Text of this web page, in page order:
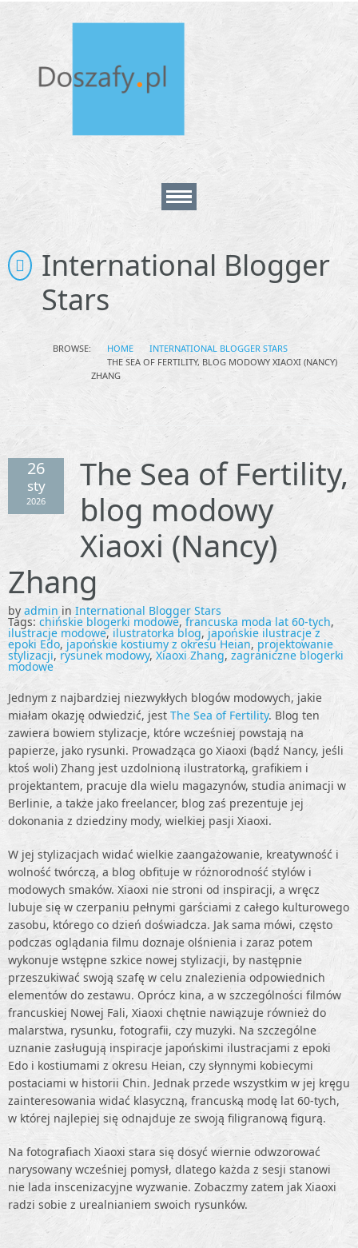
Home
About
Contact
International Blogger
Stars
BROWSE: HOME
INTERNATIONAL BLOGGER STARS
THE SEA OF FERTILITY, BLOG MODOWY XIAOXI (NANCY)
ZHANG
26
sty
2026
The Sea of Fertility,
blog modowy
Xiaoxi (Nancy)
Zhang
by admin in International Blogger Stars
Tags: chińskie blogerki modowe, francuska moda lat 60-tych,
ilustracje modowe, ilustratorka blog, japońskie ilustracje z
epoki Edo, japońskie kostiumy z okresu Heian, projektowanie
stylizacji, rysunek modowy, Xiaoxi Zhang, zagraniczne blogerki
modowe
Jednym z najbardziej niezwykłych blogów modowych, jakie
miałam okazję odwiedzić, jest The Sea of Fertility. Blog ten
zawiera bowiem stylizacje, które wcześniej powstają na
papierze, jako rysunki. Prowadząca go Xiaoxi (bądź Nancy, jeśli
ktoś woli) Zhang jest uzdolnioną ilustratorką, grafikiem i
projektantem, pracuje dla wielu magazynów, studia animacji w
Berlinie, a także jako freelancer, blog zaś prezentuje jej
dokonania z dziedziny mody, wielkiej pasji Xiaoxi.
W jej stylizacjach widać wielkie zaangażowanie, kreatywność i
wolność twórczą, a blog obfituje w różnorodność stylów i
modowych smaków. Xiaoxi nie stroni od inspiracji, a wręcz
lubuje się w czerpaniu pełnymi garściami z całego kulturowego
zasobu, którego co dzień doświadcza. Jak sama mówi, często
podczas oglądania filmu doznaje olśnienia i zaraz potem
wykonuje wstępne szkice nowej stylizacji, by następnie
przeszukiwać swoją szafę w celu znalezienia odpowiednich
elementów do zestawu. Oprócz kina, a w szczególności filmów
francuskiej Nowej Fali, Xiaoxi chętnie nawiązuje również do
malarstwa, rysunku, fotografii, czy muzyki. Na szczególne
uznanie zasługują inspiracje japońskimi ilustracjami z epoki
Edo i kostiumami z okresu Heian, czy słynnymi kobiecymi
postaciami w historii Chin. Jednak przede wszystkim w jej kręgu
zainteresowania widać klasyczną, francuską modę lat 60-tych,
w której najlepiej się odnajduje ze swoją filigranową figurą.
Na fotografiach Xiaoxi stara się dosyć wiernie odwzorować
narysowany wcześniej pomysł, dlatego każda z sesji stanowi
nie lada inscenizacyjne wyzwanie. Zobaczmy zatem jak Xiaoxi
radzi sobie z urealnianiem swoich rysunków.